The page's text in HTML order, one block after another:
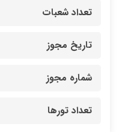
تعداد شعبات
تاریخ مجوز
شماره مجوز
تعداد تورها